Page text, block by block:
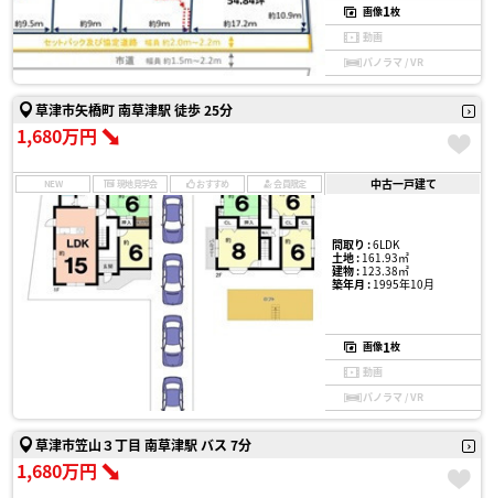
画像1枚
動画
パノラマ / VR
草津市矢橋町 南草津駅 徒歩 25分
1,680万円
NEW 現地見学会 おすすめ 会員限定 中古一戸建て
間取り :6LDK
土地 :161.93㎡
建物 :123.38㎡
築年月 :1995年10月
画像1枚
動画
パノラマ / VR
草津市笠山３丁目 南草津駅 バス 7分
1,680万円